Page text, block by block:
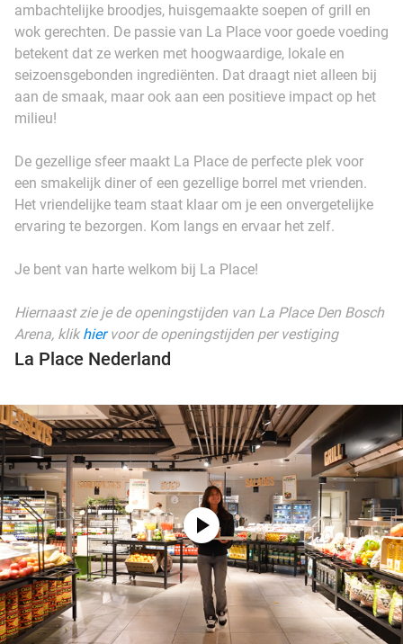
ambachtelijke broodjes, huisgemaakte soepen of grill en
wok gerechten. De passie van La Place voor goede voeding
betekent dat ze werken met hoogwaardige, lokale en
seizoensgebonden ingrediënten. Dat draagt niet alleen bij
aan de smaak, maar ook aan een positieve impact op het
milieu!
De gezellige sfeer maakt La Place de perfecte plek voor
een smakelijk diner of een gezellige borrel met vrienden.
Het vriendelijke team staat klaar om je een onvergetelijke
ervaring te bezorgen. Kom langs en ervaar het zelf.
Je bent van harte welkom bij La Place!
Hiernaast zie je de openingstijden van La Place Den Bosch
Arena, klikhiervoor de openingstijden per vestiging
La Place Nederland
play_circle